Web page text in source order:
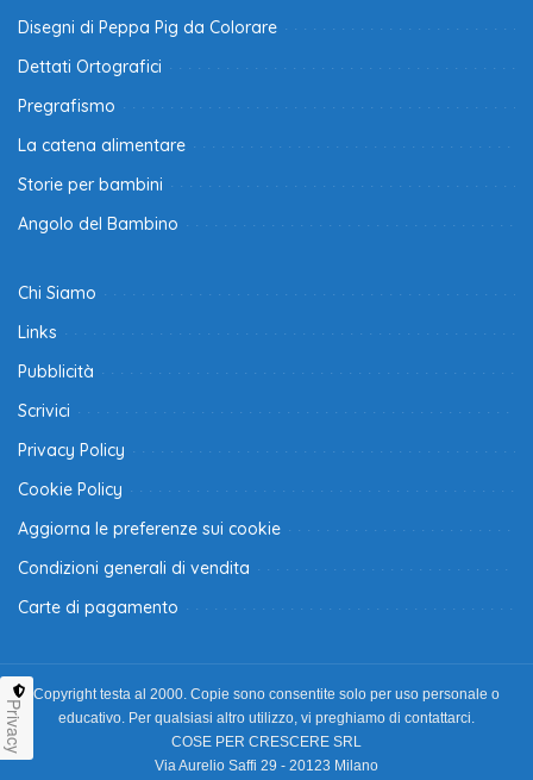
Disegni di Peppa Pig da Colorare
Dettati Ortografici
Pregrafismo
La catena alimentare
Storie per bambini
Angolo del Bambino
Chi Siamo
Links
Pubblicità
Scrivici
Privacy Policy
Cookie Policy
Aggiorna le preferenze sui cookie
Condizioni generali di vendita
Carte di pagamento
Copyright testa al 2000. Copie sono consentite solo per uso personale o
educativo. Per qualsiasi altro utilizzo, vi preghiamo di contattarci.
COSE PER CRESCERE SRL
Via Aurelio Saffi 29 - 20123 Milano
Privacy